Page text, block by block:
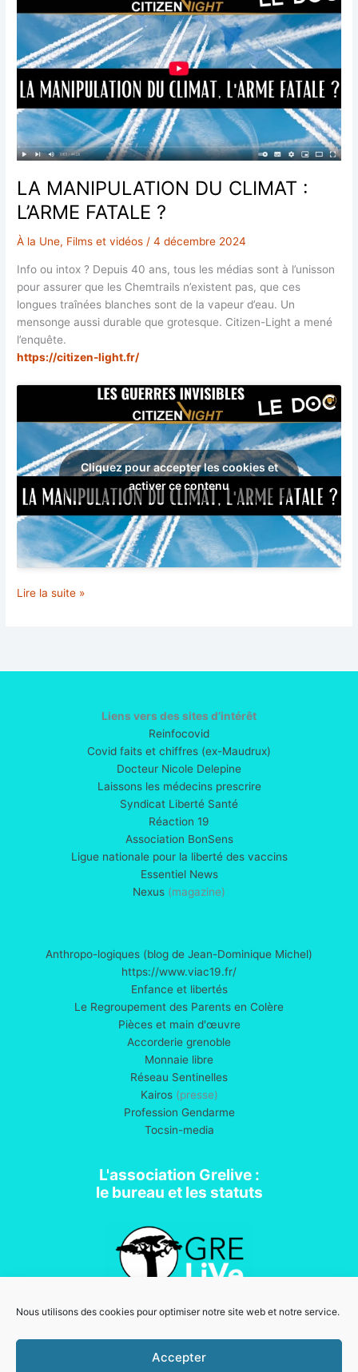
Nous utilisons des cookies pour optimiser notre site web et notre service.
Accepter
Singapour
confronté
à
une
crise
?
L’oncologue
plus
expérimenté
de
Singapour
la
sonette
d’alarme
LA MANIPULATION DU CLIMAT :
L’ARME FATALE ?
À la Une, Films et vidéos /4 décembre 2024
Info ou intox ? Depuis 40 ans, tous les médias sont à l’unisson
pour assurer que les Chemtrails n’existent pas, que ces
longues traînées blanches sont de la vapeur d’eau. Un
mensonge aussi durable que grotesque. Citizen-Light a mené
l’enquête.
https://citizen-light.fr/
Cliquez pour accepter les cookies et
activer ce contenu
LA
Lire la suite »
Liens vers des sites d’intérêt
Reinfocovid
Covid faits et chiffres (ex-Maudrux)
Docteur Nicole Delepine
Laissons les médecins prescrire
Syndicat Liberté Santé
Réaction 19
Association BonSens
Ligue nationale pour la liberté des vaccins
Essentiel News
Nexus (magazine)
Anthropo-logiques (blog de Jean-Dominique Michel)
https://www.viac19.fr/
Enfance et libertés
Le Regroupement des Parents en Colère
Pièces et main d'œuvre
Accorderie grenoble
Monnaie libre
Réseau Sentinelles
Kairos(presse)
Profession Gendarme
Tocsin-media
L'association Grelive :
le bureau et les statuts
Association loi 1901